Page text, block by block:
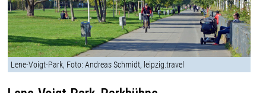
Lene-Voigt-Park, Foto: Andreas Schmidt, leipzig.travel